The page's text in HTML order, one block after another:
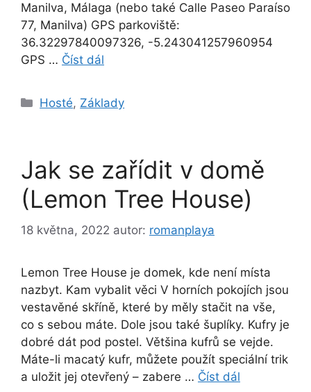
Manilva, Málaga (nebo také Calle Paseo Paraíso
77, Manilva) GPS parkoviště:
36.32297840097326, -5.243041257960954
GPS … Číst dál
Rubriky
Hosté, Základy
Jak se zařídit v domě
(Lemon Tree House)
18 května, 2022 autor: romanplaya
Lemon Tree House je domek, kde není místa
nazbyt. Kam vybalit věci V horních pokojích jsou
vestavěné skříně, které by měly stačit na vše,
co s sebou máte. Dole jsou také šuplíky. Kufry je
dobré dát pod postel. Většina kufrů se vejde.
Máte-li macatý kufr, můžete použít speciální trik
a uložit jej otevřený – zabere … Číst dál